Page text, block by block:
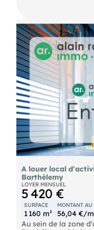
A louer local
Barthélemy
LOYER MENSUEL
5 420 €
SURFACE
1 160 m²
MONTANT AU
56,04 €/
Au sein de la zone